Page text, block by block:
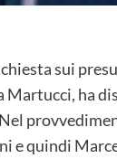
sui
ha
e quindi